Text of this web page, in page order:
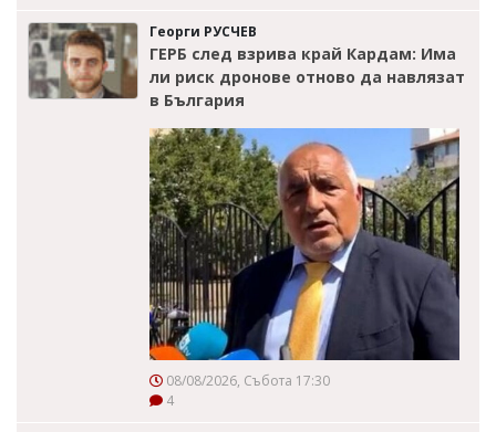
Георги РУСЧЕВ
ГЕРБ след взрива край Кардам: Има
ли риск дронове отново да навлязат
в България
08/08/2026, Събота 17:30
4